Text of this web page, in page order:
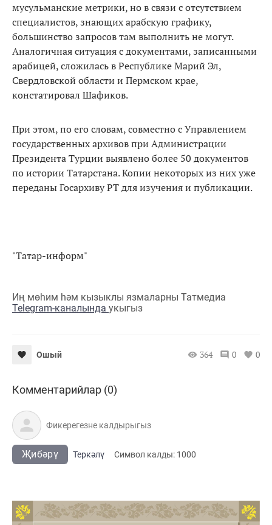
мусульманские метрики, но в связи с отсутствием
специалистов, знающих арабскую графику,
большинство запросов там выполнить не могут.
Аналогичная ситуация с документами, записанными
арабицей, сложилась в Республике Марий Эл,
Свердловской области и Пермском крае,
констатировал Шафиков.
При этом, по его словам, совместно с Управлением
государственных архивов при Администрации
Президента Турции выявлено более 50 документов
по истории Татарстана. Копии некоторых из них уже
переданы Госархиву РТ для изучения и публикации.
"Татар-информ"
Иң мөһим һәм кызыклы язмаларны Татмедиа
Telegram-каналында укыгыз
Ошый 364 0 0
Комментарийлар (0)
Җибәрү Теркәлү Cимвол калды: 1000